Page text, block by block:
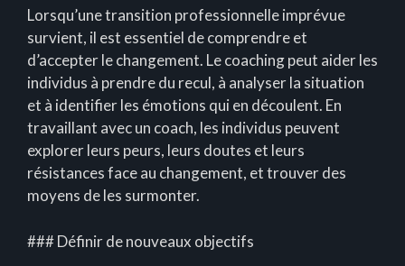
Lorsqu’une transition professionnelle imprévue
survient, il est essentiel de comprendre et
d’accepter le changement. Le coaching peut aider les
individus à prendre du recul, à analyser la situation
et à identifier les émotions qui en découlent. En
travaillant avec un coach, les individus peuvent
explorer leurs peurs, leurs doutes et leurs
résistances face au changement, et trouver des
moyens de les surmonter.
### Définir de nouveaux objectifs